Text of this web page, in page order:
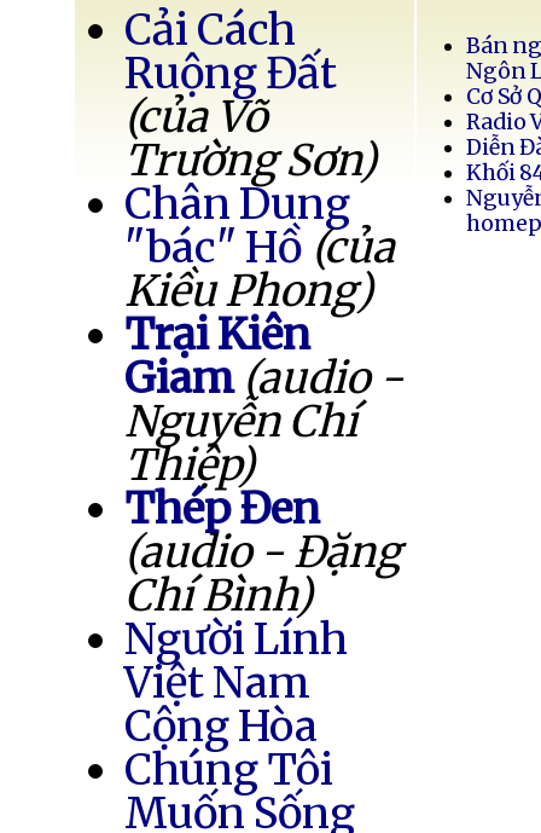
Cải Cách
Ruộng Đất
(của Võ
Trường Sơn)
Chân Dung
"bác" Hồ (của
Kiều Phong)
Trại Kiên
Giam (audio -
Nguyễn Chí
Thiệp)
Thép Đen
(audio - Đặng
Chí Bình)
Người Lính
Việt Nam
Cộng Hòa
Chúng Tôi
Muốn Sống
Bán
Ngôn
Cơ Sở
Radio
Diễn
Khối